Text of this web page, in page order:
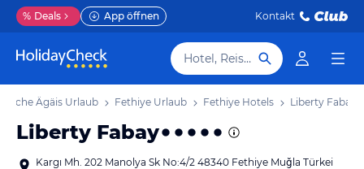
% Deals App öffnen Kontakt
Hotel, Reiseziel
Ägäis Urlaub Fethiye Urlaub Fethiye Hotels Liberty Fabay
Liberty Fabay
Kargı Mh. 202 Manolya Sk No:4/2 48340 Fethiye Muğla Türkei